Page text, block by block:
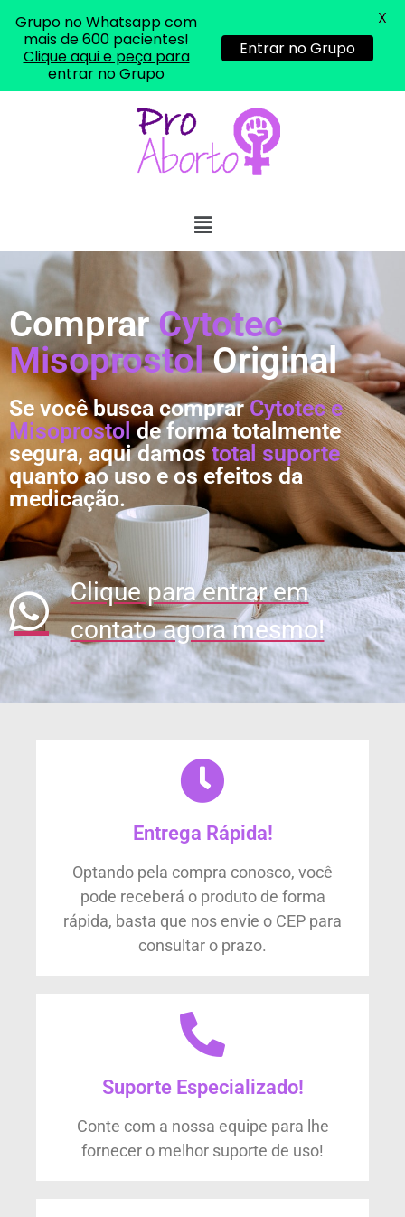
ComprarCytotec
MisoprostolOriginal
Se você busca comprarCytotec e
Misoprostolde forma totalmente
segura, aqui damostotal suporte
quanto ao uso e os efeitos da
medicação.
Clique para entrar em
contato agora mesmo!
Entrega Rápida!
Optando pela compra conosco, você
pode receberá o produto de forma
rápida, basta que nos envie o CEP para
consultar o prazo.
Suporte Especializado!
Conte com a nossa equipe para lhe
fornecer o melhor suporte de uso!
Grupo no Whatsapp com
mais de 600 pacientes!
Clique aqui e peça para
entrar no Grupo
Entrar no Grupo
X